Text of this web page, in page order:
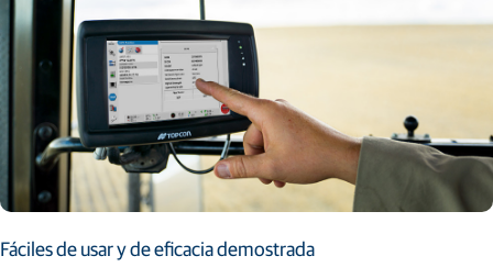
Fáciles de usar y de eficacia demostrada